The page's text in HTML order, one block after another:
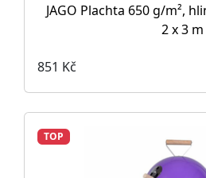
JAGO Plachta 650 g/m²,
2 x 3 m
851 Kč
TOP